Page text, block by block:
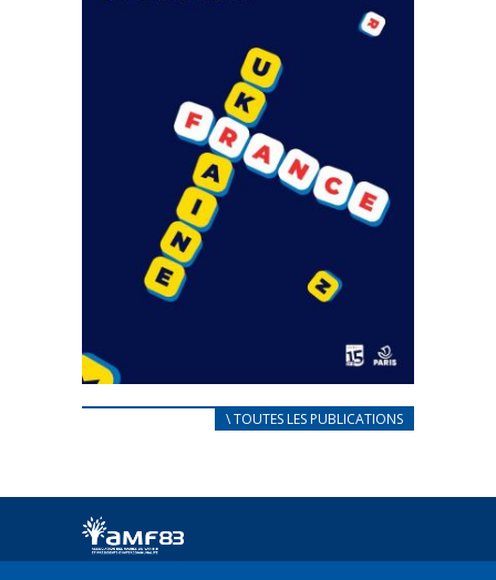
CARNET D’ACCUEIL
Afin d’accompagner au mieux les réfugiés
FEUILLETER
\ TOUTES LES PUBLICATIONS